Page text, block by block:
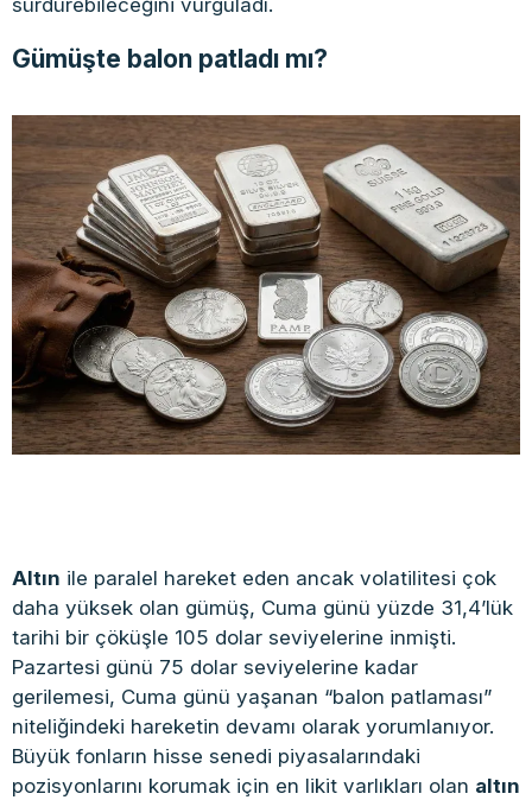
sürdürebileceğini vurguladı.
Gümüşte balon patladı mı?
Altın ile paralel hareket eden ancak volatilitesi çok
daha yüksek olan gümüş, Cuma günü yüzde 31,4’lük
tarihi bir çöküşle 105 dolar seviyelerine inmişti.
Pazartesi günü 75 dolar seviyelerine kadar
gerilemesi, Cuma günü yaşanan “balon patlaması”
niteliğindeki hareketin devamı olarak yorumlanıyor.
Büyük fonların hisse senedi piyasalarındaki
pozisyonlarını korumak için en likit varlıkları olan altın